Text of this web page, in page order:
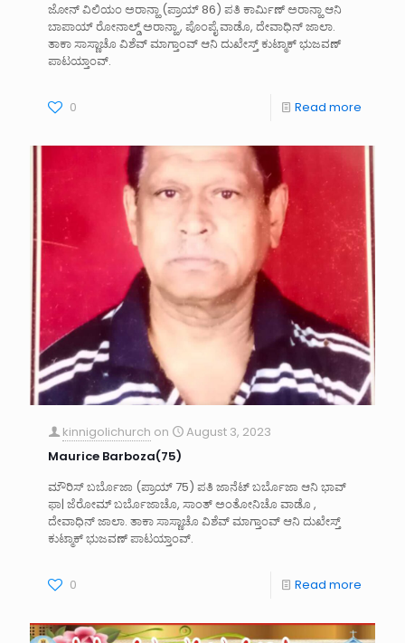
ಜೋನ್ ವಿಲಿಯಂ ಅರಾನ್ಹಾ (ಪ್ರಾಯ್ 86) ಪತಿ ಕಾರ್ಮಿಣ್ ಅರಾನ್ಹಾ ಆನಿ
ಬಾಪಾಯ್ ರೋನಾಲ್ಡ್ ಅರಾನ್ಹಾ , ಪೊಂಪೈ ವಾಡೊ, ದೇವಾಧಿನ್ ಜಾಲಾ.
ತಾಕಾ ಸಾಸ್ಣಾಚೊ ವಿಶೆವ್ ಮಾಗ್ತಾಂವ್ ಆನಿ ದುಖೇಸ್ತ್ ಕುಟ್ಮಾಕ್ ಭುಜವಣ್
ಪಾಟಯ್ತಾಂವ್.
0 Read more
kinnigolichurch on
August 3, 2023
Maurice Barboza(75)
ಮೌರಿಸ್ ಬರ್ಬೊಜಾ (ಪ್ರಾಯ್ 75) ಪತಿ ಜಾನೆಟ್ ಬರ್ಬೊಜಾ ಆನಿ ಭಾವ್
ಫಾ| ಜೆರೋಮ್ ಬರ್ಬೊಜಾಚೊ, ಸಾಂತ್ ಅಂತೋನಿಚೊ ವಾಡೊ ,
ದೇವಾಧಿನ್ ಜಾಲಾ. ತಾಕಾ ಸಾಸ್ಣಾಚೊ ವಿಶೆವ್ ಮಾಗ್ತಾಂವ್ ಆನಿ ದುಖೇಸ್ತ್
ಕುಟ್ಮಾಕ್ ಭುಜವಣ್ ಪಾಟಯ್ತಾಂವ್.
0 Read more